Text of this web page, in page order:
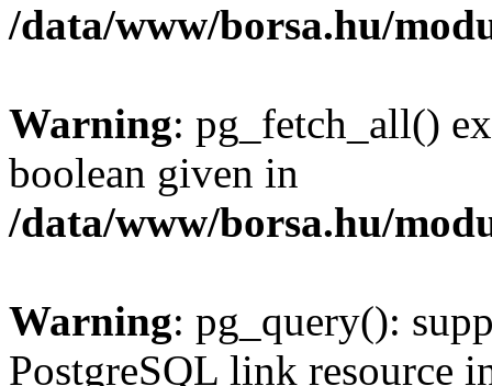
/data/www/borsa.hu/
Warning: pg_fetch_all()
boolean given in
/data/www/borsa.hu/
Warning: pg_query():
PostgreSQL link resource